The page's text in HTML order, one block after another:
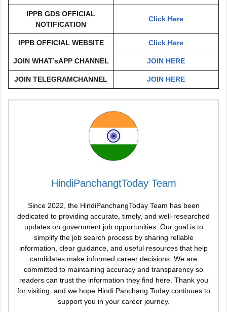
IPPB GDS OFFICIAL
NOTIFICATION
Click Here
IPPB OFFICIAL WEBSITE Click Here
JOIN WHAT’sAPP CHANNEL JOIN HERE
JOIN TELEGRAMCHANNEL JOIN HERE
HindiPanchangtToday Team
Since 2022, the HindiPanchangToday Team has been
dedicated to providing accurate, timely, and well-researched
updates on government job opportunities. Our goal is to
simplify the job search process by sharing reliable
information, clear guidance, and useful resources that help
candidates make informed career decisions. We are
committed to maintaining accuracy and transparency so
readers can trust the information they find here. Thank you
for visiting, and we hope Hindi Panchang Today continues to
support you in your career journey.